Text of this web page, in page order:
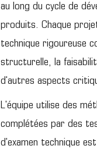
au long du cycle de
produits. Chaque
technique rigoureuse
structurelle, la
d'autres aspects
L'équipe utilise des
complétées par des
d'examen technique